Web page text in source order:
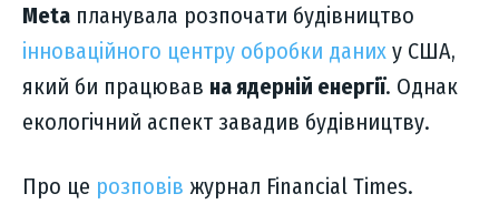
Meta планувала розпочати будівництво
інноваційного центру обробки даних у США,
який би працював на ядерній енергії. Однак
екологічний аспект завадив будівництву.
Про це розповів журнал Financial Times.